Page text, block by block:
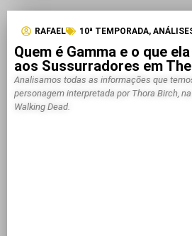
RAFAEL 10ª TEMPORADA,
Quem é Gamma e o que
aos Sussurradores em
Analisamos todas as informações que
personagem interpretada por Thora Birch,
Walking Dead.